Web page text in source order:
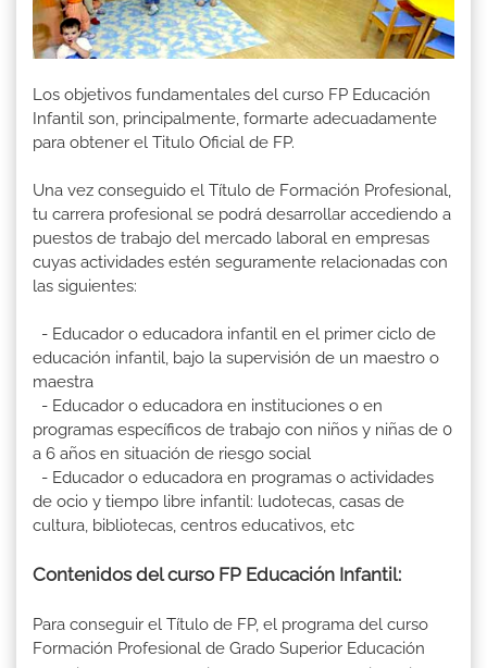
Los objetivos fundamentales del curso FP Educación
Infantil son, principalmente, formarte adecuadamente
para obtener el Titulo Oficial de FP.
Una vez conseguido el Título de Formación Profesional,
tu carrera profesional se podrá desarrollar accediendo a
puestos de trabajo del mercado laboral en empresas
cuyas actividades estén seguramente relacionadas con
las siguientes:
- Educador o educadora infantil en el primer ciclo de
educación infantil, bajo la supervisión de un maestro o
maestra
- Educador o educadora en instituciones o en
programas específicos de trabajo con niños y niñas de 0
a 6 años en situación de riesgo social
- Educador o educadora en programas o actividades
de ocio y tiempo libre infantil: ludotecas, casas de
cultura, bibliotecas, centros educativos, etc
Contenidos del curso FP Educación Infantil:
Para conseguir el Título de FP, el programa del curso
Formación Profesional de Grado Superior Educación